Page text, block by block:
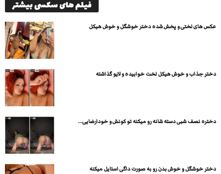
فیلم های سکسی بیشتر
عکس های لختی و پخش شده دختر خوشگل و خوش هیکل
دختر جذاب و خوش هیکل لخت خوابیده و لایو گذاشته
دختره نصف شبی دسته شانه رو میکنه تو کونش و خودارضایی...
دختر خوشگل و خوش بدن رو به صورت داگی استایل میکنه